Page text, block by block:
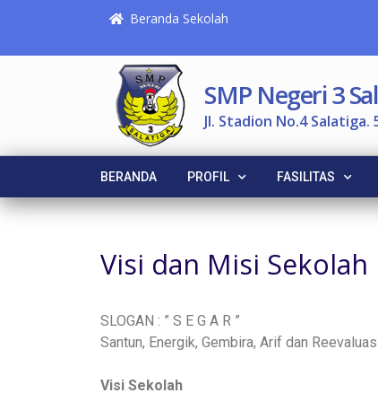
Beranda Sekolah
SMP Negeri 3
Jl. Stadion No.4 Salatiga.
BERANDA PROFIL FASILITAS
Visi dan Misi Sekolah
SLOGAN : ” S E G A R ”
Santun, Energik, Gembira, Arif dan
Visi Sekolah